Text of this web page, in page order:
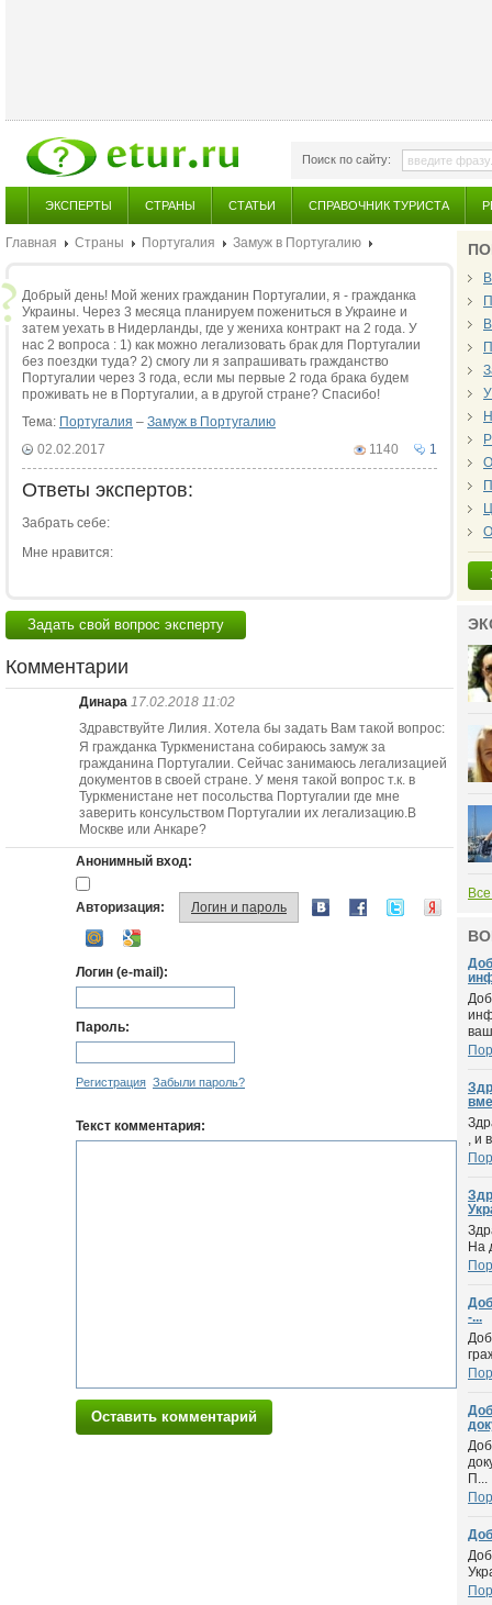
Поиск по сайту:
ЭКСПЕРТЫ СТРАНЫ СТАТЬИ СПРАВОЧНИК ТУРИСТА
Главная Страны Португалия Замуж в Португалию
Добрый день! Мой жених гражданин Португалии, я - гражданка
Украины. Через 3 месяца планируем пожениться в Украине и
затем уехать в Нидерланды, где у жениха контракт на 2 года. У
нас 2 вопроса : 1) как можно легализовать брак для Португалии
без поездки туда? 2) смогу ли я запрашивать гражданство
Португалии через 3 года, если мы первые 2 года брака будем
проживать не в Португалии, а в другой стране? Спасибо!
Тема: Португалия – Замуж в Португалию
1
1140
02.02.2017
Ответы экспертов:
Забрать себе:
Мне нравится:
Задать свой вопрос эксперту
Комментарии
Динара 17.02.2018 11:02
Здравствуйте Лилия. Хотела бы задать Вам такой вопрос:
Я гражданка Туркменистана собираюсь замуж за
гражданина Португалии. Сейчас занимаюсь легализацией
документов в своей стране. У меня такой вопрос т.к. в
Туркменистане нет посольства Португалии где мне
заверить консульством Португалии их легализацию.В
Москве или Анкаре?
Анонимный вход:
Авторизация: Логин и пароль
Логин (e-mail):
Пароль:
Регистрация Забыли пароль?
Текст комментария:
Оставить комментарий
, и
На
-...
П...